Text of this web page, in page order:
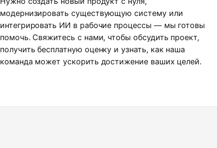
модернизировать существующую систему или
интегрировать ИИ в рабочие процессы — мы готовы
помочь. Свяжитесь с нами, чтобы обсудить проект,
получить бесплатную оценку и узнать, как наша
команда может ускорить достижение ваших целей.